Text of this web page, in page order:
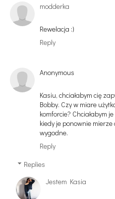
modderka
Rewelacja :)
Reply
Anonymous
Kasiu, chciałabym cię
Bobby. Czy w miare
komforcie? Chciałabym
kiedy je ponownie
wygodne.
Reply
Replies
Jestem Kasia